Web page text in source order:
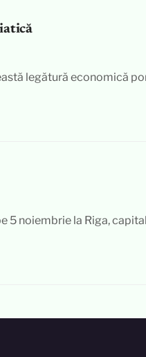
legătură economică
5 noiembrie la Riga,